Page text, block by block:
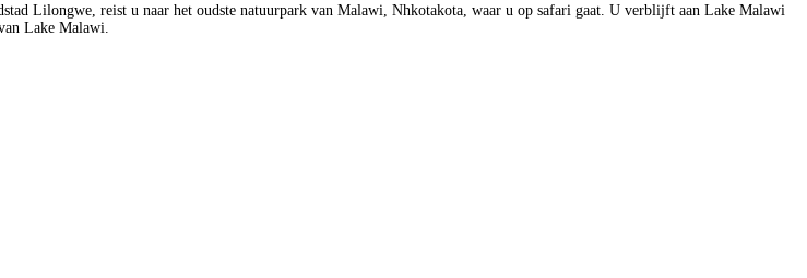
Lilongwe, reist u naar het oudste natuurpark van Malawi, Nhkotakota, waar u op safari gaat. U verblijft aan Lake Malawi
Lake Malawi.